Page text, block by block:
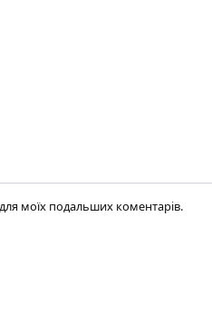
моїх подальших коментарів.